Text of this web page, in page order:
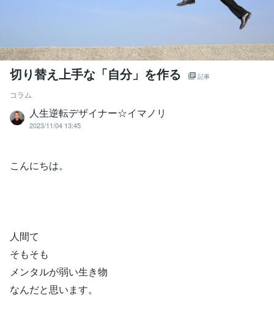
切り替え上手な「自分」を作る 記事
コラム
人生逆転デザイナー☆イマノリ
2023/11/04 13:45
こんにちは。
人間て
そもそも
メンタルが弱い生き物
なんだと思います。